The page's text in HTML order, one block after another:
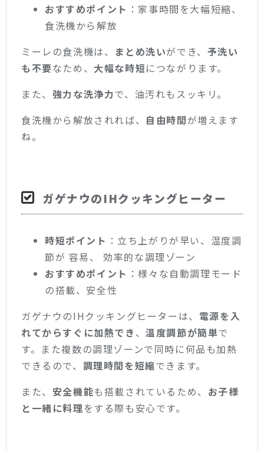
おすすめポイント ：家事時間を大幅短縮、
食洗機から解放
ミーレの食洗機は、
まとめ洗いができ、 予洗い
も不要なため、 大幅な時短につながります。
また、 強力な洗浄力で、油汚れもスッキリ。
食洗機から解放されれば、 自由時間が増えます
ね。
ガゲナウのIHクッキングヒーター
時短ポイント ：立ち上がりが早い、温度調
節が 容易、 効率的な調理ゾーン
おすすめポイント ：様々な自動調理モード
の搭載、安全性
ガゲナウのIHクッキングヒーターは、 電源を入
れてからすぐに加熱でき 、温度調節が簡単で
す。また複数の調理ゾーンで同時に何品も加熱
できるので、 調理時間を短縮できます。
また、 安全機能も搭載されているため、 お子様
と一緒に料理をする際も安心です。